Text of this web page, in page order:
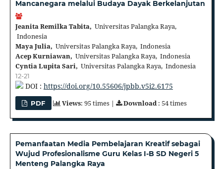
Mancanegara melalui Budaya Dayak Berkelanjutan
Jeanita Remilka Tabita, Universitas Palangka Raya,
Indonesia
Maya Julia, Universitas Palangka Raya, Indonesia
Acep Kurniawan, Universitas Palangka Raya, Indonesia
Cyntia Lupita Sari, Universitas Palangka Raya, Indonesia
12-21
DOI : https://doi.org/10.55606/jpbb.v5i2.6175
PDF Views: 95 times | Download: 54 times
Pemanfaatan Media Pembelajaran Kreatif sebagai
Wujud Profesionalisme Guru Kelas I-B SD Negeri 5
Menteng Palangka Raya